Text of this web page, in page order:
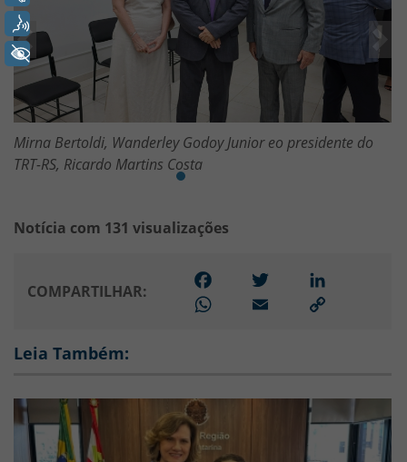
Mirna Bertoldi, Wanderley Godoy Junior eo presidente do
TRT-RS, Ricardo Martins Costa
Anterior
Notícia com 131 visualizações
COMPARTILHAR:
Facebook Twitter
WhatsApp
Leia Também:
+ Acessibilidade